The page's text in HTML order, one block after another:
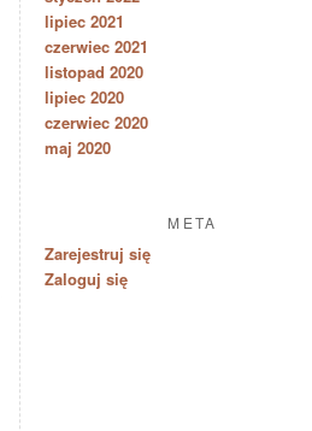
lipiec 2021
czerwiec 2021
listopad 2020
lipiec 2020
czerwiec 2020
maj 2020
META
Zarejestruj się
Zaloguj się